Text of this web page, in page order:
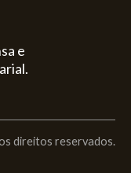
e
direitos reservados.